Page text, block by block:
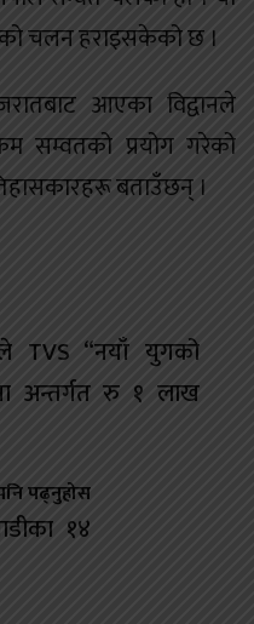
चलन हराइसकेको छ ।
आएका विद्वानले
सम्वतको प्रयोग गरेको
बताउँछन् ।
TVS “नयाँ युगको
अन्तर्गत रु १ लाख
पढ्नुहोस
१४